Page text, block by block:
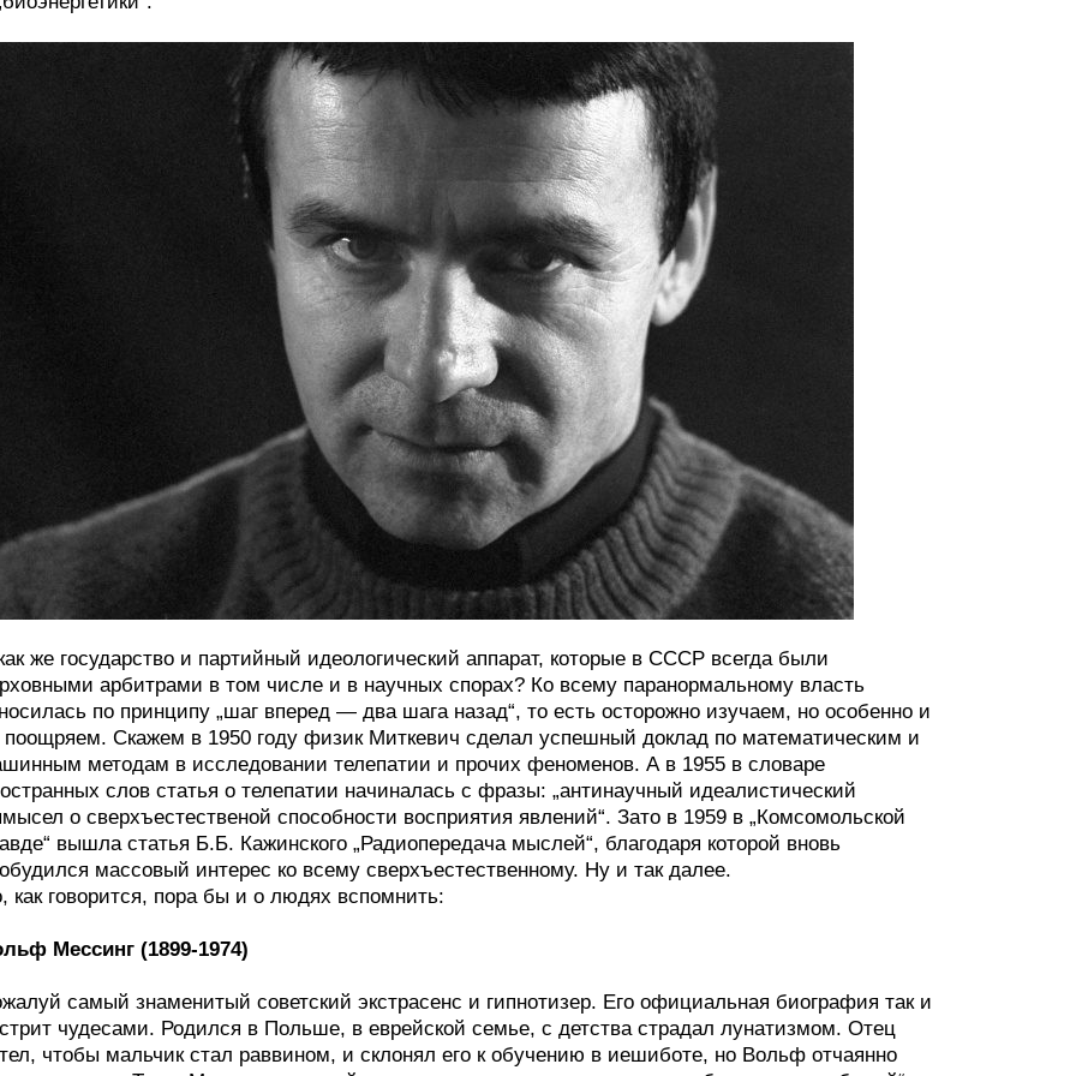
же государство и партийный идеологический аппарат, которые в СССР всегда были
арбитрами в том числе и в научных спорах? Ко всему паранормальному власть
по принципу „шаг вперед — два шага назад“, то есть осторожно изучаем, но особенно и
поощряем. Скажем в 1950 году физик Миткевич сделал успешный доклад по математическим и
методам в исследовании телепатии и прочих феноменов. А в 1955 в словаре
слов статья о телепатии начиналась с фразы: „антинаучный идеалистический
о сверхъестественой способности восприятия явлений“. Зато в 1959 в „Комсомольской
вышла статья Б.Б. Кажинского „Радиопередача мыслей“, благодаря которой вновь
массовый интерес ко всему сверхъестественному. Ну и так далее.
как говорится, пора бы и о людях вспомнить:
Мессинг (1899-1974)
самый знаменитый советский экстрасенс и гипнотизер. Его официальная биография так и
чудесами. Родился в Польше, в еврейской семье, с детства страдал лунатизмом. Отец
чтобы мальчик стал раввином, и склонял его к обучению в иешиботе, но Вольф отчаянно